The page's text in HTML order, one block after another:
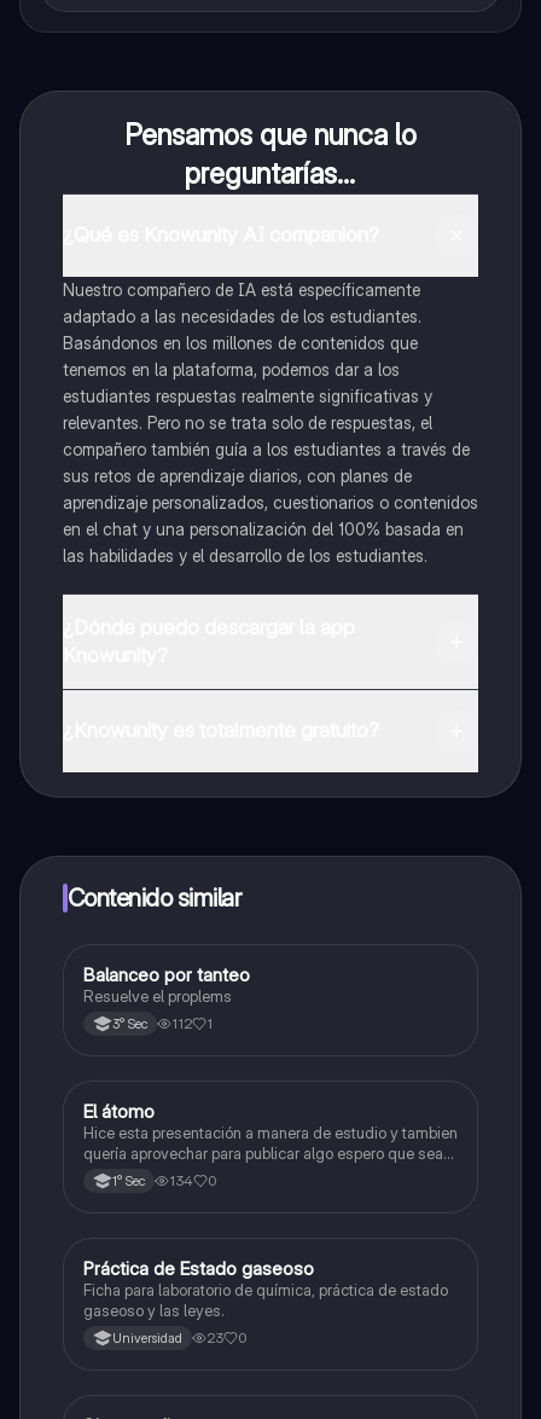
Pensamos que nunca lo
preguntarías...
Nuestro compañero de IA está específicamente
adaptado a las necesidades de los estudiantes.
Basándonos en los millones de contenidos que
tenemos en la plataforma, podemos dar a los
estudiantes respuestas realmente significativas y
relevantes. Pero no se trata solo de respuestas, el
compañero también guía a los estudiantes a través de
sus retos de aprendizaje diarios, con planes de
aprendizaje personalizados, cuestionarios o contenidos
en el chat y una personalización del 100% basada en
las habilidades y el desarrollo de los estudiantes.
a determinadas funciones.
Contenido similar
Química
Balanceo por tanteo
Resuelve el proplems
3° Sec 112 1
Ciencia y Tecnología
El átomo
Hice esta presentación a manera de estudio y tambien
quería aprovechar para publicar algo espero que sea
de su agrado , habla del átomo y lo básico sobre el,
solo eso bye
1° Sec 134 0
Química
Práctica de Estado gaseoso
Ficha para laboratorio de química, práctica de estado
gaseoso y las leyes.
Universidad 23 0